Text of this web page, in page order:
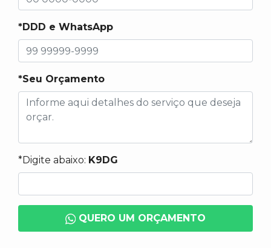
*DDD e WhatsApp
*Seu Orçamento
*Digite abaixo: K9DG
QUERO UM ORÇAMENTO